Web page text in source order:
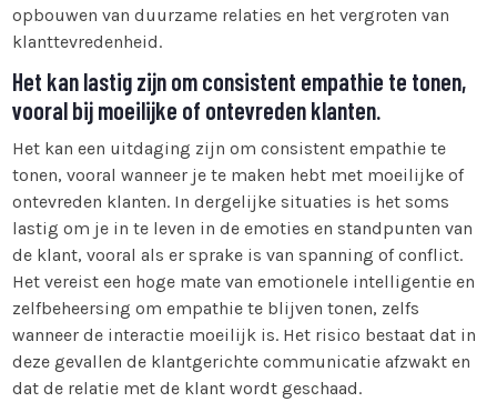
opbouwen van duurzame relaties en het vergroten van
klanttevredenheid.
Het kan lastig zijn om consistent empathie te tonen,
vooral bij moeilijke of ontevreden klanten.
Het kan een uitdaging zijn om consistent empathie te
tonen, vooral wanneer je te maken hebt met moeilijke of
ontevreden klanten. In dergelijke situaties is het soms
lastig om je in te leven in de emoties en standpunten van
de klant, vooral als er sprake is van spanning of conflict.
Het vereist een hoge mate van emotionele intelligentie en
zelfbeheersing om empathie te blijven tonen, zelfs
wanneer de interactie moeilijk is. Het risico bestaat dat in
deze gevallen de klantgerichte communicatie afzwakt en
dat de relatie met de klant wordt geschaad.